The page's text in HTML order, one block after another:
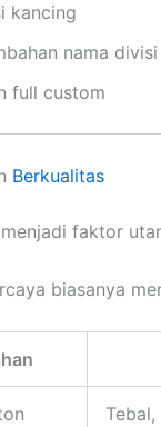
kancing
nama divisi
full custom
Berkualitas
faktor
biasanya